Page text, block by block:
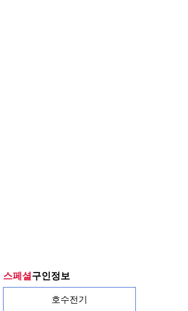
스페셜 구인정보
호수전기